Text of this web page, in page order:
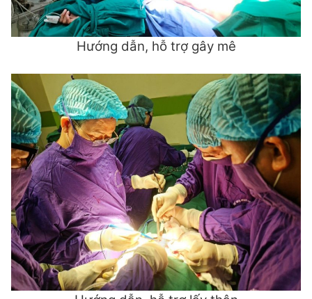
Hướng dẫn, hỗ trợ gây mê